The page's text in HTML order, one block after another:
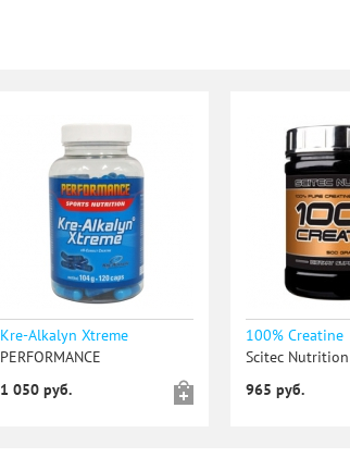
Kre-Alkalyn Xtreme
PERFORMANCE
1 050 руб.
100% Creatine
Scitec Nutrition
965 руб.